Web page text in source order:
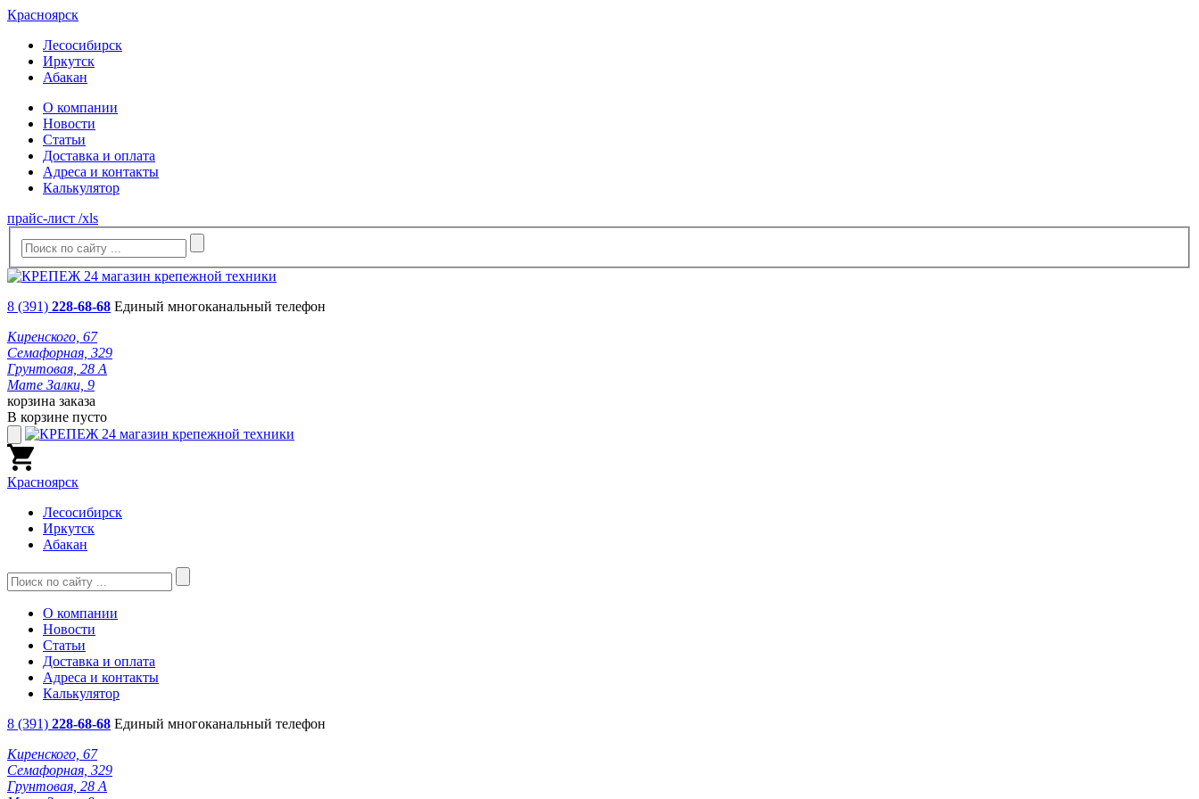
Красноярск
Лесосибирск
Иркутск
Абакан
О компании
Новости
Статьи
Доставка и оплата
Адреса и контакты
Калькулятор
прайс-лист /xls
8 (391) 228-68-68 Единый многоканальный телефон
Киренского, 67
Семафорная, 329
Грунтовая, 28 А
Мате Залки, 9
корзина заказа
В корзине пусто
Красноярск
Лесосибирск
Иркутск
Абакан
О компании
Новости
Статьи
Доставка и оплата
Адреса и контакты
Калькулятор
8 (391) 228-68-68 Единый многоканальный телефон
Киренского, 67
Семафорная, 329
Грунтовая, 28 А